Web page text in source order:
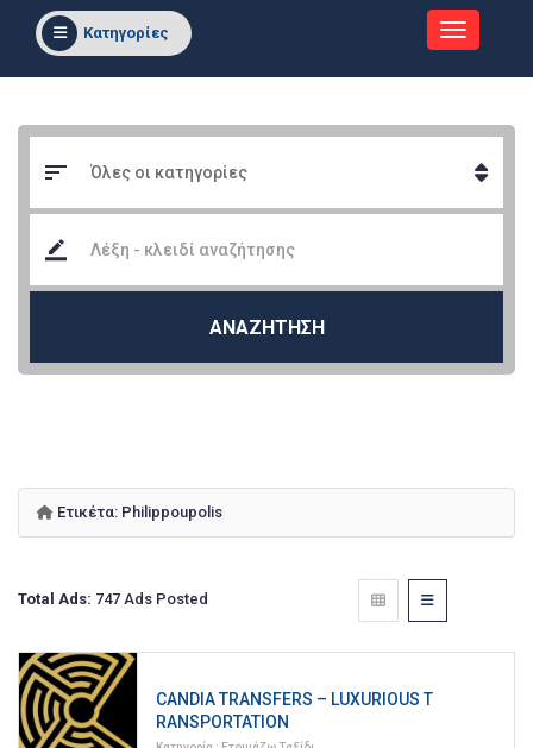
Κατηγορίες
ΑΝΑΖΗΤΗΣΗ
Ετικέτα: Philippoupolis
Total Ads: 747 Ads Posted
CANDIA TRANSFERS – LUXURIOUS T
RANSPORTATION